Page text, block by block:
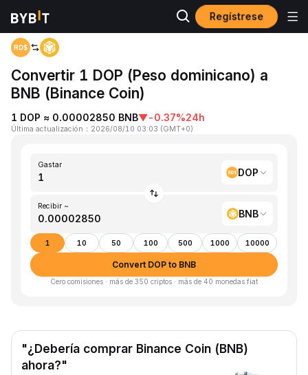
Regístrese
Inicio DOP to BNB
Convertir 1 DOP (Peso dominicano) a
BNB (Binance Coin)
1 DOP ≈ 0.00002850 BNB▼-0.37%24h
Última actualización ： 2026/08/10 03:03 (GMT+0)
Gastar
DOP
Recibir ~
BNB
1 10 50 100 500 1000 10000
Convert DOP to BNB
Cero comisiones · más de 350 criptos · más de 40 monedas fiat
"¿Debería comprar Binance Coin (BNB)
ahora?"